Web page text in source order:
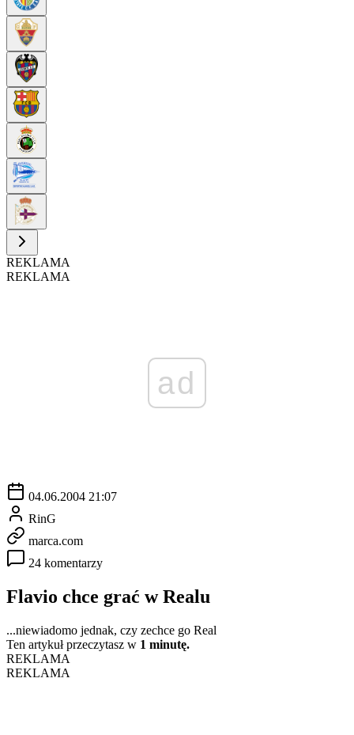
REKLAMA
REKLAMA
ad
04.06.2004 21:07
RinG
marca.com
24 komentarzy
Flavio chce grać w Realu
...niewiadomo jednak, czy zechce go Real
Ten artykuł przeczytasz w 1 minutę.
REKLAMA
REKLAMA